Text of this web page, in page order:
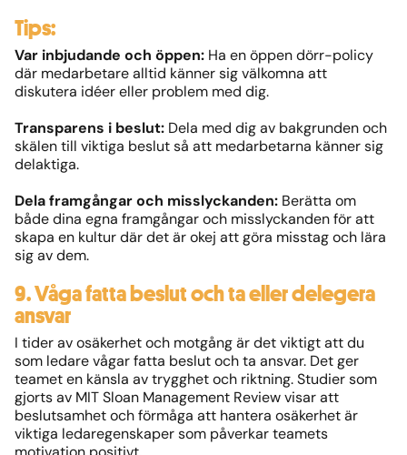
Tips:
Var inbjudande och öppen: Ha en öppen dörr-policy
där medarbetare alltid känner sig välkomna att
diskutera idéer eller problem med dig.
Transparens i beslut: Dela med dig av bakgrunden och
skälen till viktiga beslut så att medarbetarna känner sig
delaktiga.
Dela framgångar och misslyckanden: Berätta om
både dina egna framgångar och misslyckanden för att
skapa en kultur där det är okej att göra misstag och lära
sig av dem.
9. Våga fatta beslut och ta eller delegera
ansvar
I tider av osäkerhet och motgång är det viktigt att du
som ledare vågar fatta beslut och ta ansvar. Det ger
teamet en känsla av trygghet och riktning. Studier som
gjorts av MIT Sloan Management Review visar att
beslutsamhet och förmåga att hantera osäkerhet är
viktiga ledaregenskaper som påverkar teamets